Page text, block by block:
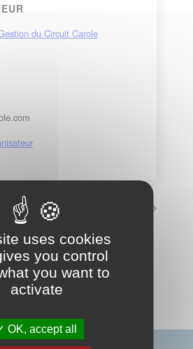
du Circuit Carole
Club
uses cookies
you control
you want to
activate
OK, accept all